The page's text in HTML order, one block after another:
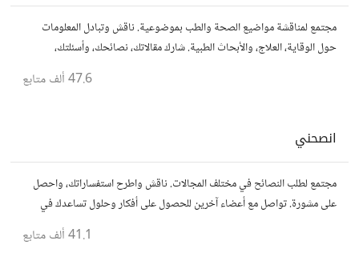
مجتمع لمناقشة مواضيع الصحة والطب بموضوعية. ناقش وتبادل المعلومات
حول الوقاية، العلاج، والأبحاث الطبية. شارك مقالاتك، نصائحك، وأسئلتك،
47.6 ألف متابع
انصحني
مجتمع لطلب النصائح في مختلف المجالات. ناقش واطرح استفساراتك، واحصل
على مشورة. تواصل مع أعضاء آخرين للحصول على أفكار وحلول تساعدك في
41.1 ألف متابع